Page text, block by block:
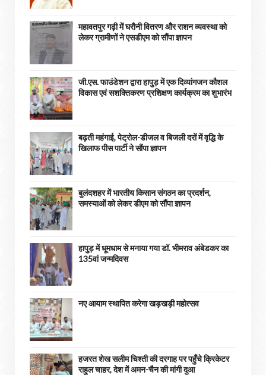
महावतपुर गढ़ी में घरौनी वितरण और राशन व्यवस्था को
लेकर ग्रामीणों ने एसडीएम को सौंपा ज्ञापन
जी.एस. फाउंडेशन द्वारा हापुड़ में एक दिव्यांगजन कौशल
विकास एवं सशक्तिकरण प्रशिक्षण कार्यक्रम का शुभारंभ
बढ़ती महंगाई, पेट्रोल-डीजल व बिजली दरों में वृद्धि के
खिलाफ पीस पार्टी ने सौंपा ज्ञापन
बुलंदशहर में भारतीय किसान संगठन का प्रदर्शन,
समस्याओं को लेकर डीएम को सौंपा ज्ञापन
हापुड़ में धूमधाम से मनाया गया डॉ. भीमराव अंबेडकर का
135वां जन्मदिवस
नए आयाम स्थापित करेगा खड़खड़ी महोत्सव
हजरत शेख सलीम चिश्ती की दरगाह पर पहुँचे क्रिकेटर
राहुल चाहर, देश में अमन-चैन की मांगी दुआ